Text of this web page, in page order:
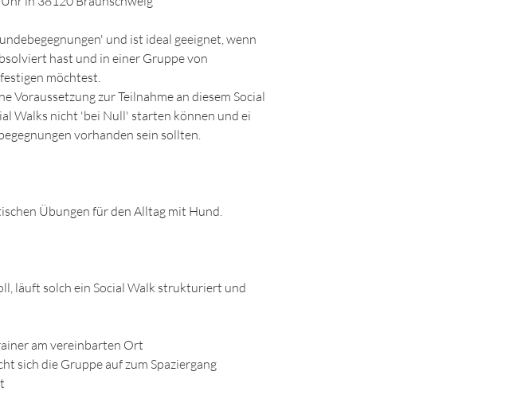
und ist ideal geeignet, wenn
hast und in einer Gruppe von
möchtest.
Voraussetzung zur Teilnahme an diesem Social
Walks nicht 'bei Null' starten können und ei
vorhanden sein sollten.
Übungen für den Alltag mit Hund.
läuft solch ein Social Walk strukturiert und
am vereinbarten Ort
sich die Gruppe auf zum Spaziergang